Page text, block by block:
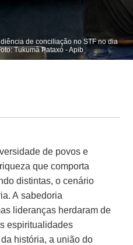
de conciliação no STF no dia
Tukumã Pataxó - Apib
de povos e
que comporta
distintas, o cenário
A sabedoria
lideranças herdaram de
espiritualidades
história, a união do